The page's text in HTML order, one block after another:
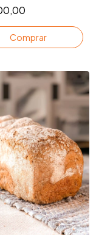
Comprar